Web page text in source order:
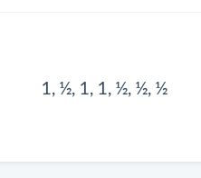
1, ½, 1, 1, ½, ½, ½